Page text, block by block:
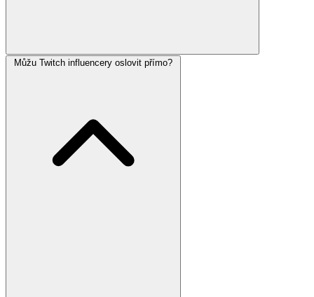
Můžu Twitch influencery oslovit přímo?